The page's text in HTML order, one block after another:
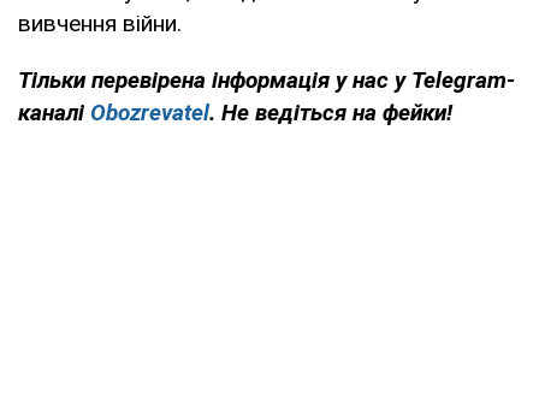
вивчення війни.
Тільки перевірена інформація у нас у Telegram-
каналі Obozrevatel. Не ведіться на фейки!